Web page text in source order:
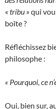
« tribu » qui
boîte ?
Réfléchissez
philosophe :
« Pourquoi, ce
Oui, bien sur,